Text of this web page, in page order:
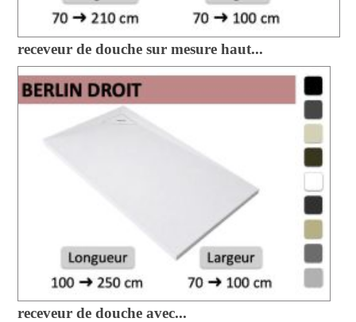
receveur de douche sur mesure haut...
receveur de douche avec...